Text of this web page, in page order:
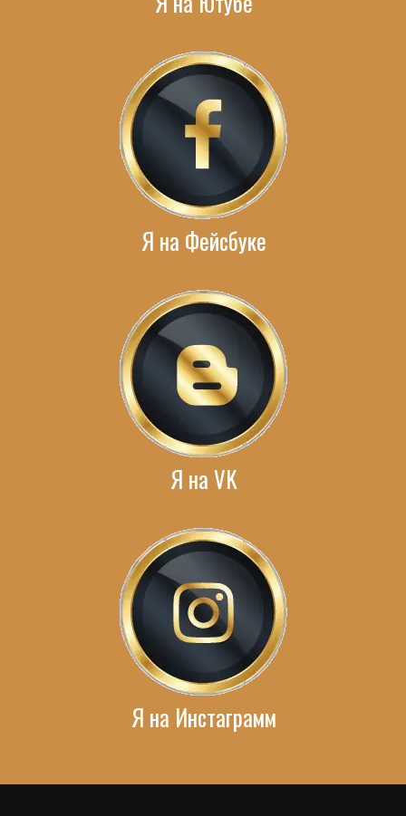
Я на Фейсбуке
Я на VK
Я на Инстаграмм